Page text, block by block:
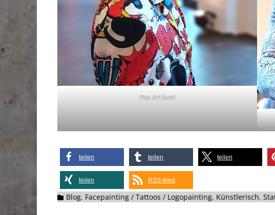
Pop Art bunt
teilen teilen teilen
teilen RSS-feed
Kategorien
Blog, Facepainting / Tattoos / Logopainting, Künstlerisch,